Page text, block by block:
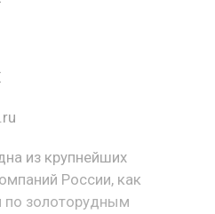
из крупнейших
России, как
по золоторудным